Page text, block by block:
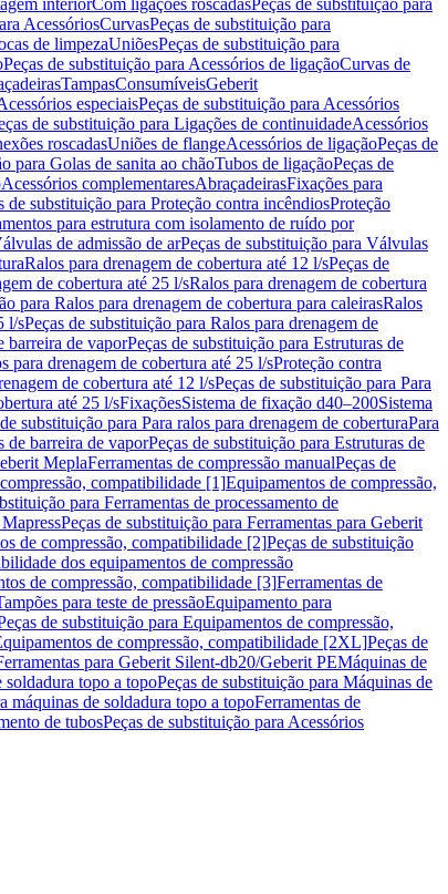
interiorCom ligações roscadasPeças de substituição para
AcessóriosCurvasPeças de substituição para
de limpezaUniõesPeças de substituição para
Peças de substituição para Acessórios de ligaçãoCurvas de
TampasConsumíveisGeberit
especiaisPeças de substituição para Acessórios
de substituição para Ligações de continuidadeAcessórios
roscadasUniões de flangeAcessórios de ligaçãoPeças de
para Golas de sanita ao chãoTubos de ligaçãoPeças de
Acessórios complementaresAbraçadeirasFixações para
de substituição para Proteção contra incêndiosProteção
para estrutura com isolamento de ruído por
de admissão de arPeças de substituição para Válvulas
Ralos para drenagem de cobertura até 12 l/sPeças de
de cobertura até 25 l/sRalos para drenagem de cobertura
para Ralos para drenagem de cobertura para caleirasRalos
l/sPeças de substituição para Ralos para drenagem de
barreira de vaporPeças de substituição para Estruturas de
para drenagem de cobertura até 25 l/sProteção contra
de cobertura até 12 l/sPeças de substituição para Para
até 25 l/sFixaçõesSistema de fixação d40–200Sistema
substituição para Para ralos para drenagem de coberturaPara
de barreira de vaporPeças de substituição para Estruturas de
MeplaFerramentas de compressão manualPeças de
compatibilidade [1]Equipamentos de compressão,
para Ferramentas de processamento de
Peças de substituição para Ferramentas para Geberit
de compressão, compatibilidade [2]Peças de substituição
dos equipamentos de compressão
de compressão, compatibilidade [3]Ferramentas de
para teste de pressãoEquipamento para
de substituição para Equipamentos de compressão,
de compressão, compatibilidade [2XL]Peças de
para Geberit Silent-db20/Geberit PEMáquinas de
soldadura topo a topoPeças de substituição para Máquinas de
máquinas de soldadura topo a topoFerramentas de
de tubosPeças de substituição para Acessórios